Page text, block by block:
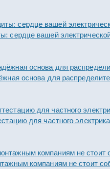
сердце вашей
основа для
для частного
компаниям не стоит